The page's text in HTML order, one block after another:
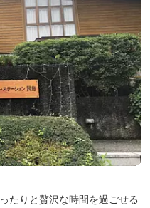
たりと贅沢な時間を過ごせる